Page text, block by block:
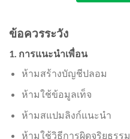
ข้อควรระวัง
1. การแนะนำเพื่อน
ห้ามสร้างบัญชีปลอม
ห้ามใช้ข้อมูลเท็จ
ห้ามสแปมลิงก์แนะนำ
ห้ามใช้วิธีการผิดจริยธรรม